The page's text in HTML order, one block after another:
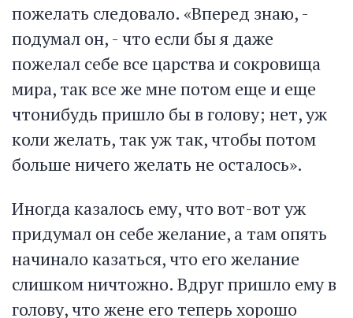
пожелать следовало. «Вперед знаю, -
подумал он, - что если бы я даже
пожелал себе все царства и сокровища
мира, так все же мне потом еще и еще
чтонибудь пришло бы в голову; нет, уж
коли желать, так уж так, чтобы потом
больше ничего желать не осталось».
Иногда казалось ему, что вот-вот уж
придумал он себе желание, а там опять
начинало казаться, что его желание
слишком ничтожно. Вдруг пришло ему в
голову, что жене его теперь хорошо